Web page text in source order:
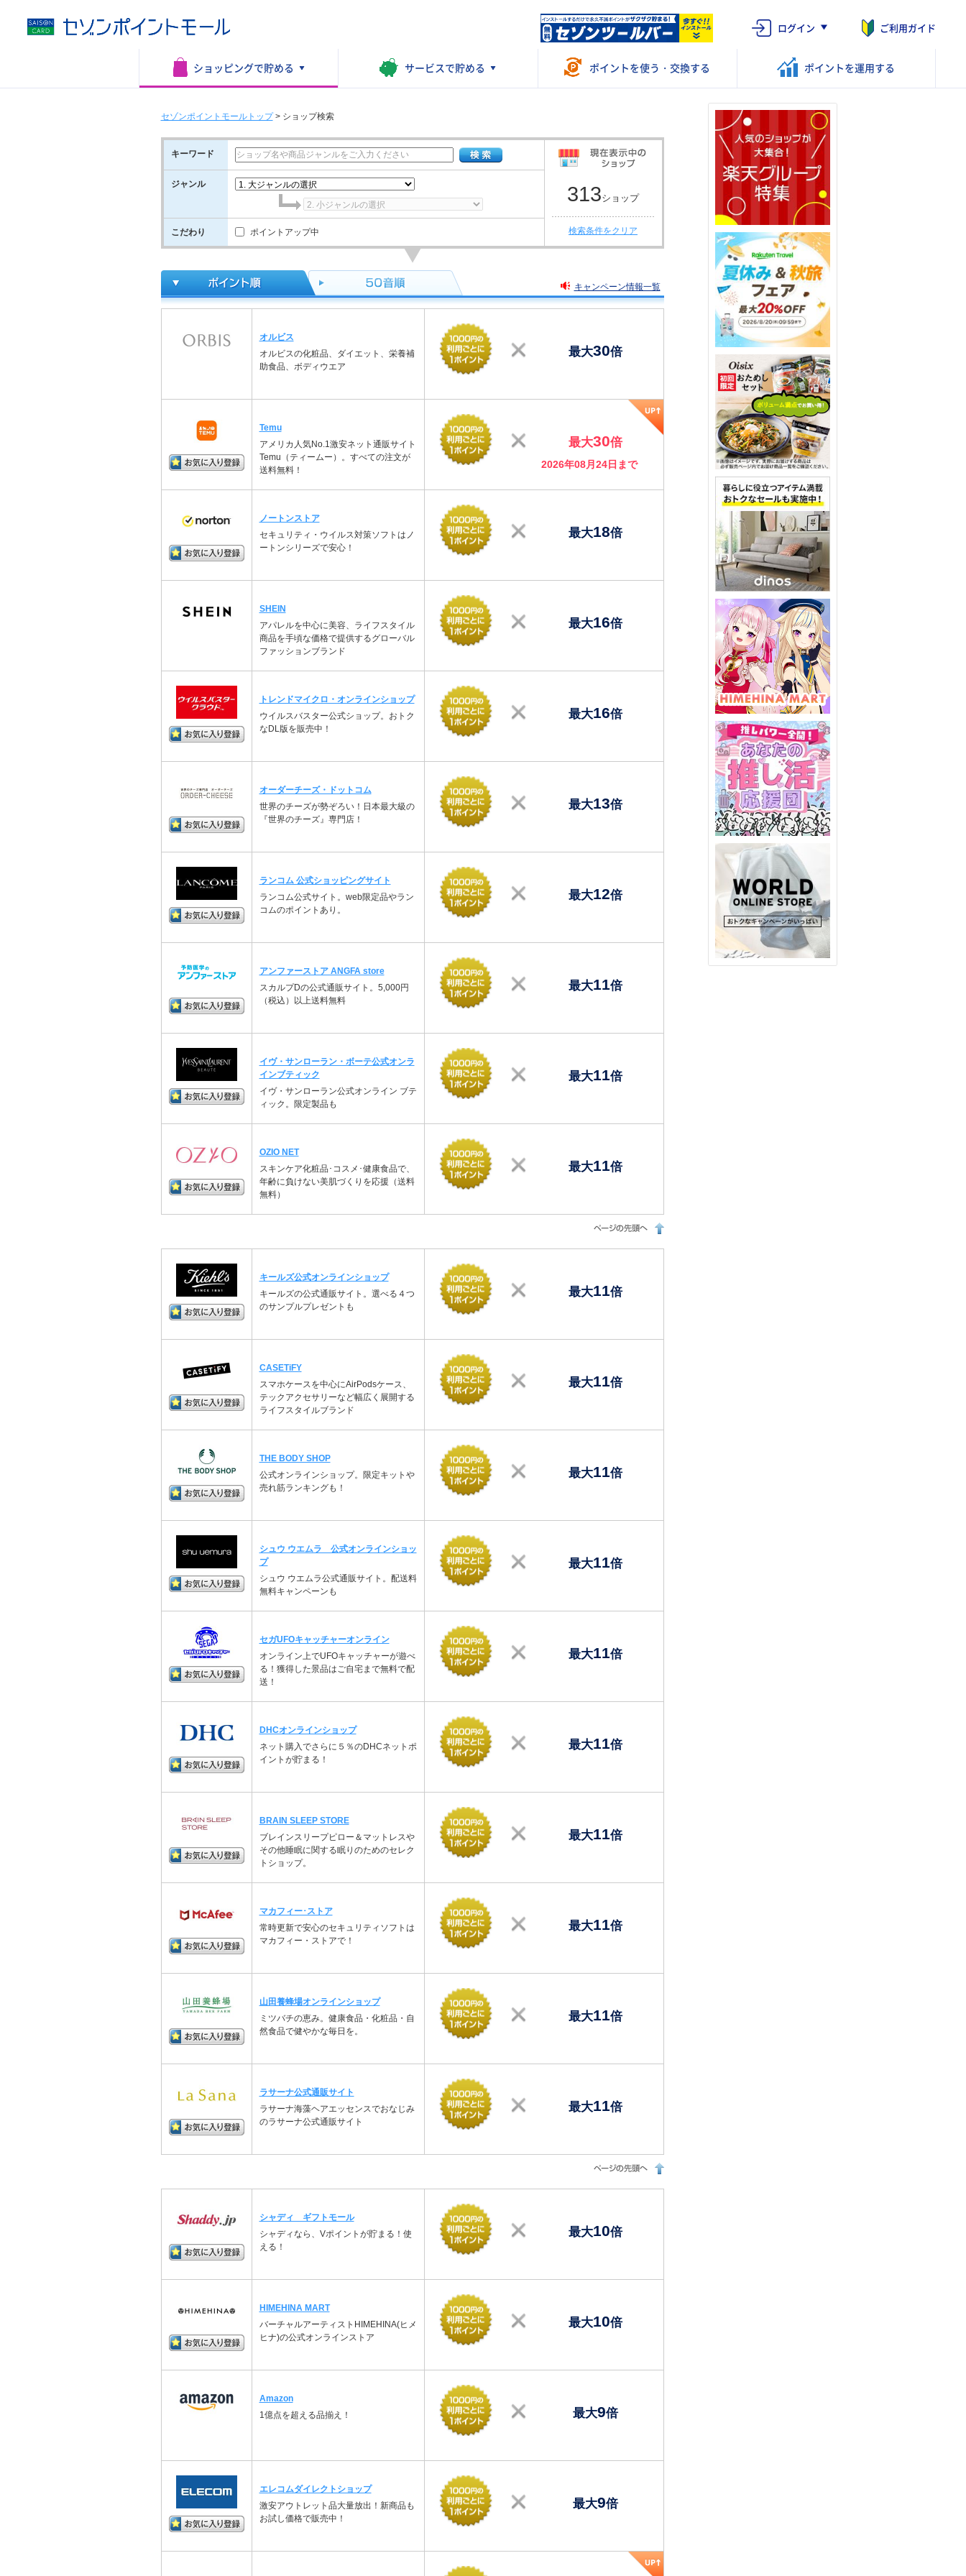
ログイン ご利用ガイド
ショッピングで貯める サービスで貯める ポイントを使う・交換する ポイントを運用する
セゾンポイントモールトップ>ショップ検索
キーワード
313ショップ
検索条件をクリア
ジャンル
こだわり ポイントアップ中
キャンペーン情報一覧
オルビス
オルビスの化粧品、ダイエット、栄養補
助食品、ボディウエア
最大30倍
Temu
アメリカ人気No.1激安ネット通販サイト
Temu（ティームー）。すべての注文が
送料無料！
最大30倍
2026年08月24日まで
ノートンストア
セキュリティ・ウイルス対策ソフトはノ
ートンシリーズで安心！
最大18倍
SHEIN
アパレルを中心に美容、ライフスタイル
商品を手頃な価格で提供するグローバル
ファッションブランド
最大16倍
トレンドマイクロ・オンラインショップ
ウイルスバスター公式ショップ。おトク
なDL版を販売中！
最大16倍
オーダーチーズ・ドットコム
世界のチーズが勢ぞろい！日本最大級の
『世界のチーズ』専門店！
最大13倍
ランコム 公式ショッピングサイト
ランコム公式サイト。web限定品やラン
コムのポイントあり。
最大12倍
アンファーストア ANGFA store
スカルプDの公式通販サイト。5,000円
（税込）以上送料無料
最大11倍
イヴ・サンローラン・ボーテ公式オンラ
インブティック
イヴ・サンローラン公式オンライン ブテ
ィック。限定製品も
最大11倍
OZIO NET
スキンケア化粧品･コスメ･健康食品で、
年齢に負けない美肌づくりを応援（送料
無料）
最大11倍
キールズ公式オンラインショップ
キールズの公式通販サイト。選べる４つ
のサンプルプレゼントも
最大11倍
CASETiFY
スマホケースを中心にAirPodsケース、
テックアクセサリーなど幅広く展開する
ライフスタイルブランド
最大11倍
THE BODY SHOP
公式オンラインショップ。限定キットや
売れ筋ランキングも！
最大11倍
シュウ ウエムラ 公式オンラインショッ
プ
シュウ ウエムラ公式通販サイト。配送料
無料キャンペーンも
最大11倍
セガUFOキャッチャーオンライン
オンライン上でUFOキャッチャーが遊べ
る！獲得した景品はご自宅まで無料で配
送！
最大11倍
DHCオンラインショップ
ネット購入でさらに５％のDHCネットポ
イントが貯まる！
最大11倍
BRAIN SLEEP STORE
ブレインスリープピロー＆マットレスや
その他睡眠に関する眠りのためのセレク
トショップ。
最大11倍
マカフィー･ストア
常時更新で安心のセキュリティソフトは
マカフィー・ストアで！
最大11倍
山田養蜂場オンラインショップ
ミツバチの恵み。健康食品・化粧品・自
然食品で健やかな毎日を。
最大11倍
ラサーナ公式通販サイト
ラサーナ海藻ヘアエッセンスでおなじみ
のラサーナ公式通販サイト
最大11倍
シャディ ギフトモール
シャディなら、Vポイントが貯まる！使
える！
最大10倍
HIMEHINA MART
バーチャルアーティストHIMEHINA(ヒメ
ヒナ)の公式オンラインストア
最大10倍
Amazon
1億点を超える品揃え！
最大9倍
エレコムダイレクトショップ
激安アウトレット品大量放出！新商品も
お試し価格で販売中！
最大9倍